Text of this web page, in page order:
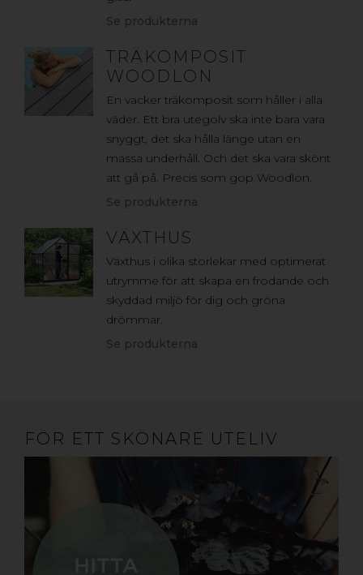
Se produkterna
TRÄKOMPOSIT
WOODLON
En vacker träkomposit som håller i alla
väder. Ett bra utegolv ska inte bara vara
snyggt, det ska hålla länge utan en
massa underhåll. Och det ska vara skönt
att gå på. Precis som gop Woodlon.
Se produkterna
VÄXTHUS
Växthus i olika storlekar med optimerat
utrymme för att skapa en frodande och
skyddad miljö för dig och gröna
drömmar.
Se produkterna
FÖR ETT SKÖNARE UTELIV